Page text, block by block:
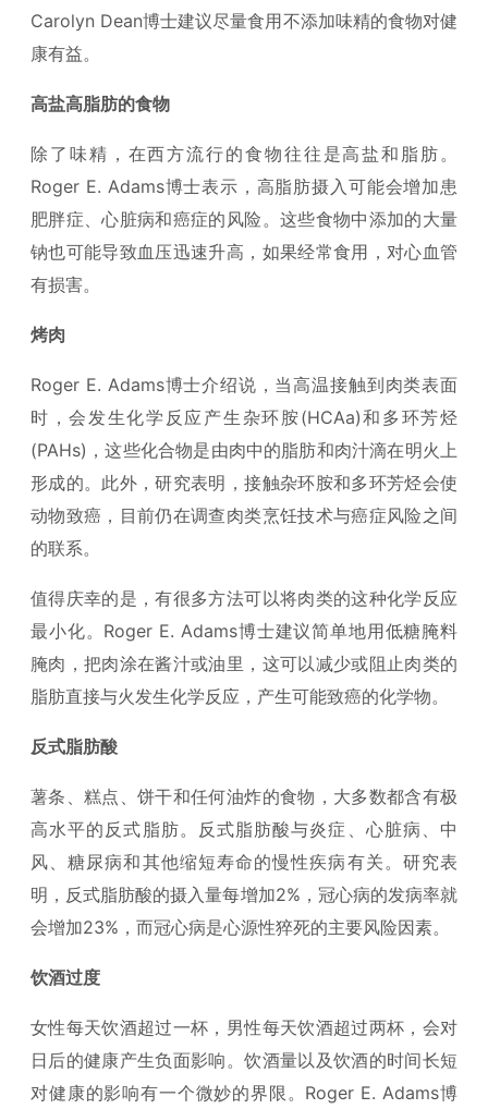
Carolyn Dean博士建议尽量食用不添加味精的食物对健
康有益。
高盐高脂肪的食物
除了味精，在西方流行的食物往往是高盐和脂肪。
Roger E. Adams博士表示，高脂肪摄入可能会增加患
肥胖症、心脏病和癌症的风险。这些食物中添加的大量
钠也可能导致血压迅速升高，如果经常食用，对心血管
有损害。
烤肉
Roger E. Adams博士介绍说，当高温接触到肉类表面
时，会发生化学反应产生杂环胺(HCAa)和多环芳烃
(PAHs)，这些化合物是由肉中的脂肪和肉汁滴在明火上
形成的。此外，研究表明，接触杂环胺和多环芳烃会使
动物致癌，目前仍在调查肉类烹饪技术与癌症风险之间
的联系。
值得庆幸的是，有很多方法可以将肉类的这种化学反应
最小化。Roger E. Adams博士建议简单地用低糖腌料
腌肉，把肉涂在酱汁或油里，这可以减少或阻止肉类的
脂肪直接与火发生化学反应，产生可能致癌的化学物。
反式脂肪酸
薯条、糕点、饼干和任何油炸的食物，大多数都含有极
高水平的反式脂肪。反式脂肪酸与炎症、心脏病、中
风、糖尿病和其他缩短寿命的慢性疾病有关。研究表
明，反式脂肪酸的摄入量每增加2%，冠心病的发病率就
会增加23%，而冠心病是心源性猝死的主要风险因素。
饮酒过度
女性每天饮酒超过一杯，男性每天饮酒超过两杯，会对
日后的健康产生负面影响。饮酒量以及饮酒的时间长短
对健康的影响有一个微妙的界限。Roger E. Adams博